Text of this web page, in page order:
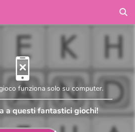
funziona solo su computer.
a questi fantastici giochi!